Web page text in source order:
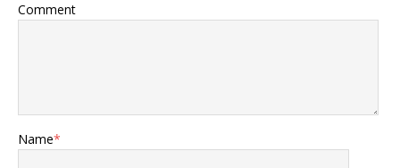
Comment
Name*